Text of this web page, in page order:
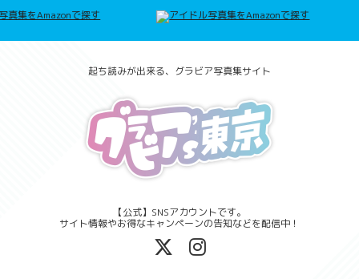
起ち読みが出来る、グラビア写真集サイト
【公式】SNSアカウントです。
サイト情報やお得なキャンペーンの告知などを配信中！